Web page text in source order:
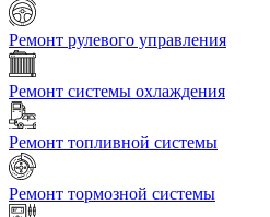
Ремонт рулевого управления
Ремонт системы охлаждения
Ремонт топливной системы
Ремонт тормозной системы